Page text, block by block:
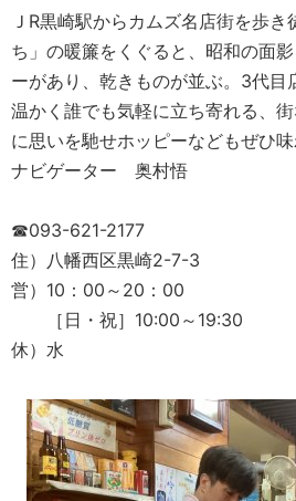
ＪR黒崎駅からカムズ名店街を歩き
ち」の暖簾をくぐると、昭和の面
ーがあり、乾きものが並ぶ。3代目
温かく誰でも気軽に立ち寄れる、
に思いを馳せホッピーなどもぜひ味
ナビゲーター 奥村悟
☎093-621-2177
住）八幡西区黒崎2-7-3
営）10：00～20：00
［日・祝］10:00～19:30
休）水